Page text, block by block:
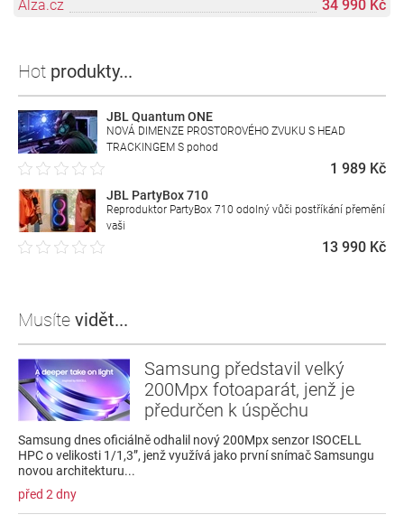
Alza.cz 34 990 Kč
Hot produkty...
JBL Quantum ONE
NOVÁ DIMENZE PROSTOROVÉHO ZVUKU S HEAD
TRACKINGEM S pohod
1 989 Kč
JBL PartyBox 710
Reproduktor PartyBox 710 odolný vůči postříkání přemění
vaši
13 990 Kč
Musíte vidět...
Samsung představil velký
200Mpx fotoaparát, jenž je
předurčen k úspěchu
Samsung dnes oficiálně odhalil nový 200Mpx senzor ISOCELL
HPC o velikosti 1/1,3”, jenž využívá jako první snímač Samsungu
novou architekturu...
před 2 dny